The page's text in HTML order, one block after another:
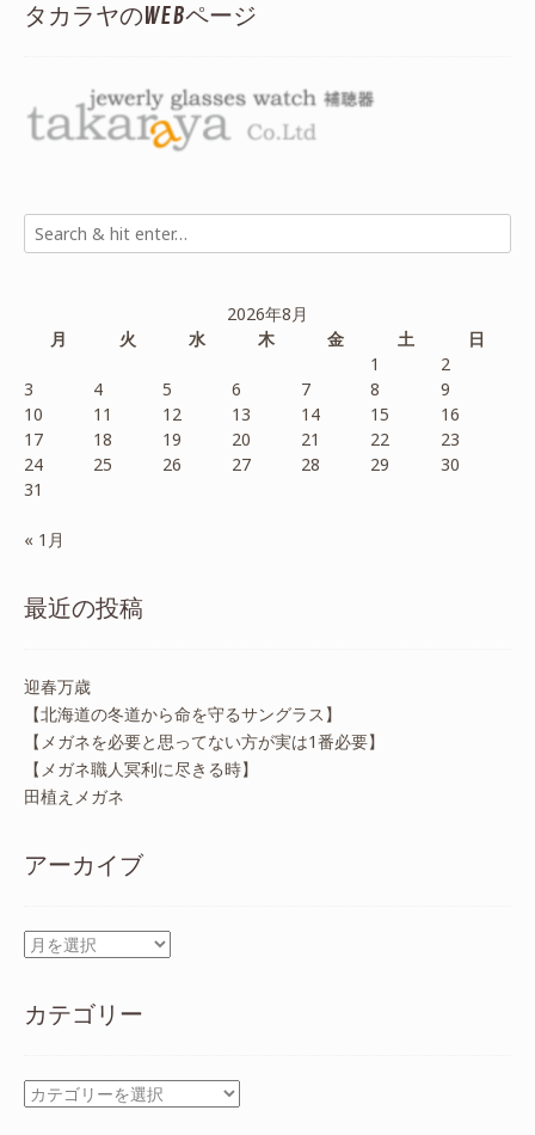
タカラヤのWEBページ
2026年8月
月
火 水 木 金 土
日
1
2
3
4 5 6 7 8
9
10
11 12 13 14 15
16
17
18 19 20 21 22
23
24
25 26 27 28 29
30
31
« 1月
最近の投稿
迎春万歳
【北海道の冬道から命を守るサングラス】
【メガネを必要と思ってない方が実は1番必要】
【メガネ職人冥利に尽きる時】
田植えメガネ
アーカイブ
ア
イ
カテゴリー
カ